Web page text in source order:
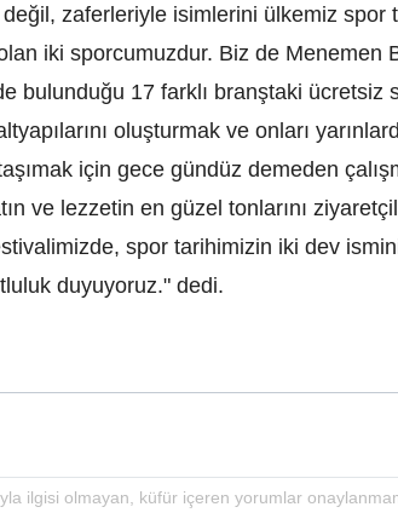
zaferleriyle isimlerini ülkemiz spor
iki sporcumuzdur. Biz de Menemen
bulunduğu 17 farklı branştaki ücretsiz
oluşturmak ve onları
için gece gündüz demeden
ve lezzetin en güzel tonlarını
spor tarihimizin iki dev
duyuyoruz." dedi.